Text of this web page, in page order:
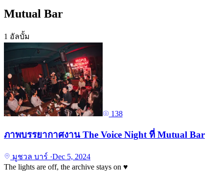
Mutual Bar
1 อัลบั้ม
138
ภาพบรรยากาศงาน The Voice Night ที่ Mutual Bar
มูชวล บาร์ ·Dec 5, 2024
The lights are off, the archive stays on ♥